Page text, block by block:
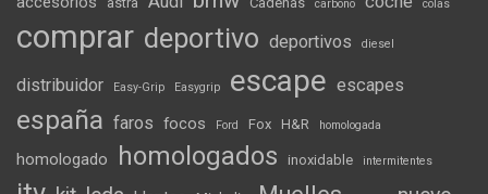
carbono colas
comprar deportivo deportivos diesel
distribuidor Easy-Grip Easygrip escape escapes
españa faros focos Ford Fox H&R homologada
homologado homologados inoxidable intermitentes